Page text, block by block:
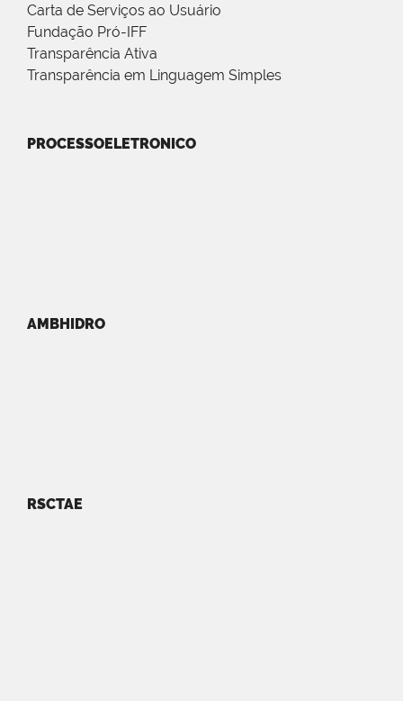
Carta de Serviços ao Usuário
Fundação Pró-IFF
Transparência Ativa
Transparência em Linguagem Simples
PROCESSOELETRONICO
AMBHIDRO
RSCTAE